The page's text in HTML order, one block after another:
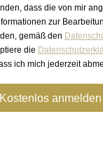
dass die von mir
zur
gemäß den
die
ich mich jederzeit
Kostenlos anmelden